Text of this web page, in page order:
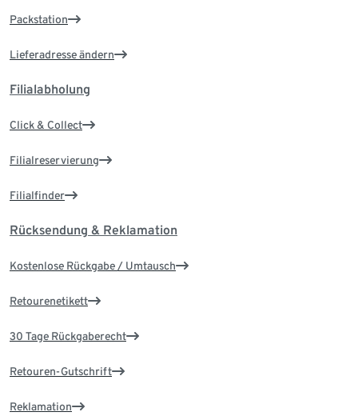
Packstation
Lieferadresse ändern
Filialabholung
Click & Collect
Filialreservierung
Filialfinder
Rücksendung & Reklamation
Kostenlose Rückgabe / Umtausch
Retourenetikett
30 Tage Rückgaberecht
Retouren-Gutschrift
Reklamation